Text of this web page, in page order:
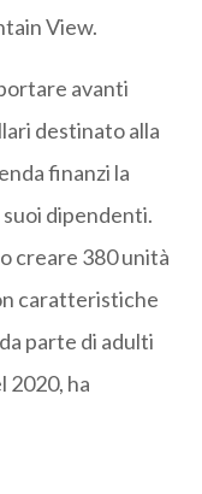
View.
avanti
destinato alla
finanzi la
dipendenti.
creare 380 unità
caratteristiche
parte di adulti
2020, ha